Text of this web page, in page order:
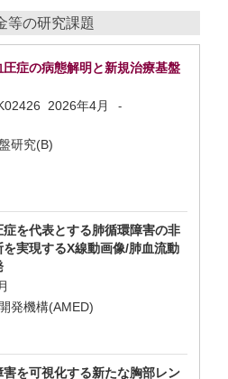
等の研究課題
症の病態解明と新規治療基盤
2026年4月 -
研究(B)
を代表とする肺循環障害の非
実現するX線動画像/肺血流動
発機構(AMED)
を可視化する新たな胸部レン